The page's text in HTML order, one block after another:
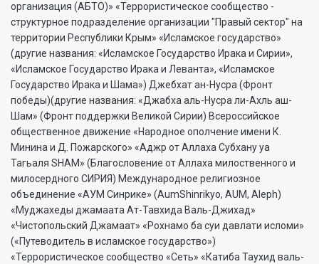
организация (АБТО)» «Террористическое сообщество -
структурное подразделение организации "Правый сектор" на
территории Республики Крым» «Исламское государство»
(другие названия: «Исламское Государство Ирака и Сирии»,
«Исламское Государство Ирака и Леванта», «Исламское
Государство Ирака и Шама») Джебхат ан-Нусра (Фронт
победы)(другие названия: «Джабха аль-Нусра ли-Ахль аш-
Шам» (Фронт поддержки Великой Сирии) Всероссийское
общественное движение «Народное ополчение имени К.
Минина и Д. Пожарского» «Аджр от Аллаха Субхану уа
Тагьаля SHAM» (Благословение от Аллаха милоственного и
милосердного СИРИЯ) Международное религиозное
объединение «АУМ Синрике» (AumShinrikyo, AUM, Aleph)
«Муджахеды джамаата Ат-Тавхида Валь-Джихад»
«Чистопольский Джамаат» «Рохнамо ба суи давлати исломи»
(«Путеводитель в исламское государство»)
«Террористическое сообщество «Сеть» «Катиба Таухид валь-